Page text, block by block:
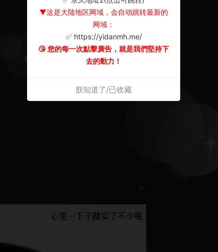
▼这是大陆地区网域，会自动跳转最新的
网域：
✅ https://yidanmh.me/
😘 您的每一次點擊廣告，就是我們堅持下
去的動力！
朕知道了/已收藏